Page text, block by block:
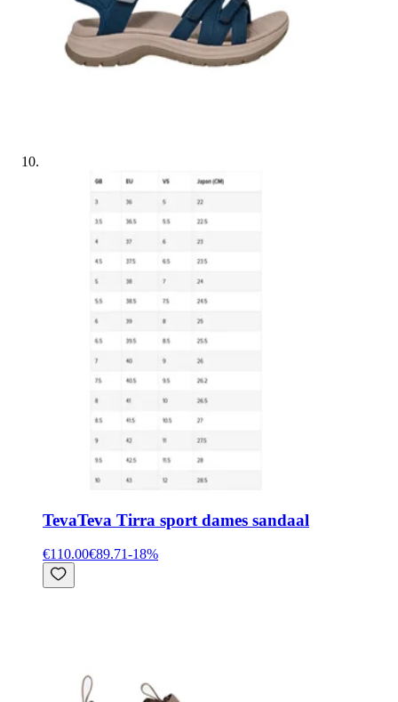
TevaTeva Tirra sport dames sandaal
€110.00€89.71-18%